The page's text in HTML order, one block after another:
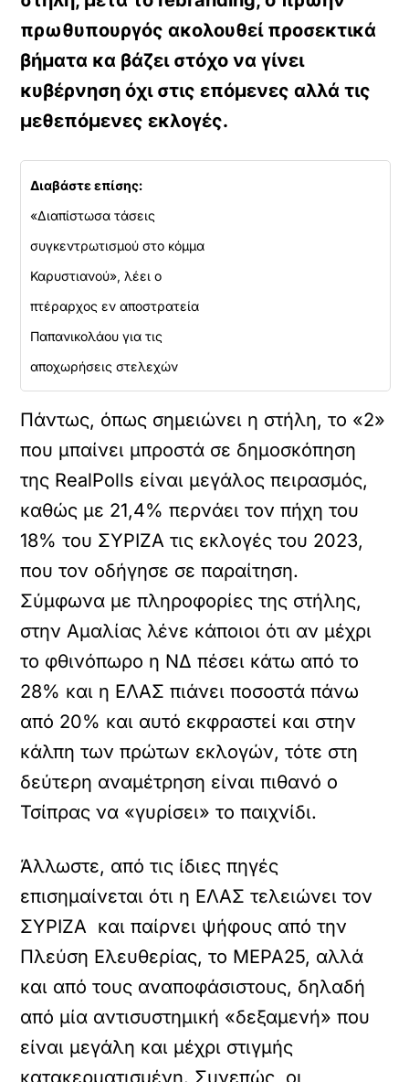
πρωθυπουργός ακολουθεί προσεκτικά
βήματα κα βάζει στόχο να γίνει
κυβέρνηση όχι στις επόμενες αλλά τις
μεθεπόμενες εκλογές.
Διαβάστε επίσης:
«Διαπίστωσα τάσεις
συγκεντρωτισμού στο κόμμα
Καρυστιανού», λέει ο
πτέραρχος εν αποστρατεία
Παπανικολάου για τις
αποχωρήσεις στελεχών
Πάντως, όπως σημειώνει η στήλη, το «2»
που μπαίνει μπροστά σε δημοσκόπηση
της RealPolls είναι μεγάλος πειρασμός,
καθώς με 21,4% περνάει τον πήχη του
18% του ΣΥΡΙΖΑ τις εκλογές του 2023,
που τον οδήγησε σε παραίτηση.
Σύμφωνα με πληροφορίες της στήλης,
στην Αμαλίας λένε κάποιοι ότι αν μέχρι
το φθινόπωρο η ΝΔ πέσει κάτω από το
28% και η ΕΛΑΣ πιάνει ποσοστά πάνω
από 20% και αυτό εκφραστεί και στην
κάλπη των πρώτων εκλογών, τότε στη
δεύτερη αναμέτρηση είναι πιθανό ο
Τσίπρας να «γυρίσει» το παιχνίδι.
Άλλωστε, από τις ίδιες πηγές
επισημαίνεται ότι η ΕΛΑΣ τελειώνει τον
ΣΥΡΙΖΑ και παίρνει ψήφους από την
Πλεύση Ελευθερίας, το ΜΕΡΑ25, αλλά
και από τους αναποφάσιστους, δηλαδή
από μία αντισυστημική «δεξαμενή» που
είναι μεγάλη και μέχρι στιγμής
κατακερματισμένη. Συνεπώς, οι